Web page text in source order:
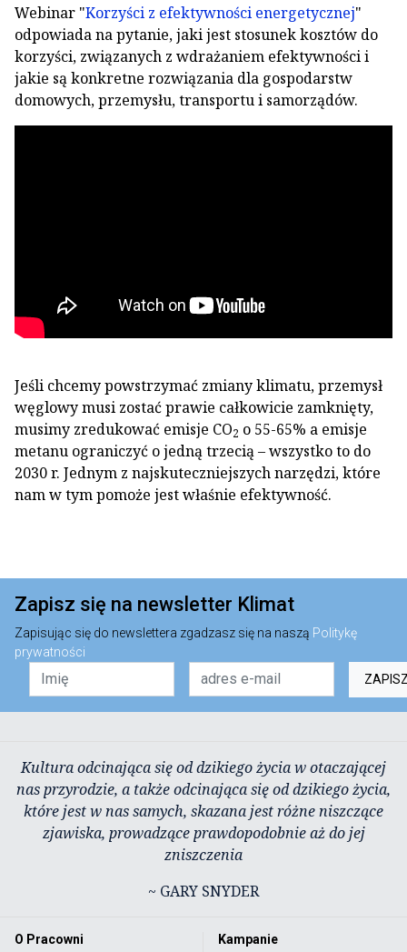
Webinar "Korzyści z efektywności energetycznej"
odpowiada na pytanie, jaki jest stosunek kosztów do
korzyści, związanych z wdrażaniem efektywności i
jakie są konkretne rozwiązania dla gospodarstw
domowych, przemysłu, transportu i samorządów.
Jeśli chcemy powstrzymać zmiany klimatu, przemysł
węglowy musi zostać prawie całkowicie zamknięty,
musimy zredukować emisje CO2 o 55-65% a emisje
metanu ograniczyć o jedną trzecią – wszystko to do
2030 r. Jednym z najskuteczniejszych narzędzi, które
nam w tym pomoże jest właśnie efektywność.
Zapisz się na newsletter Klimat
Zapisując się do newslettera zgadzasz się na naszą Politykę
prywatności
Kultura odcinająca się od dzikiego życia w otaczającej
nas przyrodzie, a także odcinająca się od dzikiego życia,
które jest w nas samych, skazana jest różne niszczące
zjawiska, prowadzące prawdopodobnie aż do jej
zniszczenia
~ GARY SNYDER
O Pracowni
Kampanie